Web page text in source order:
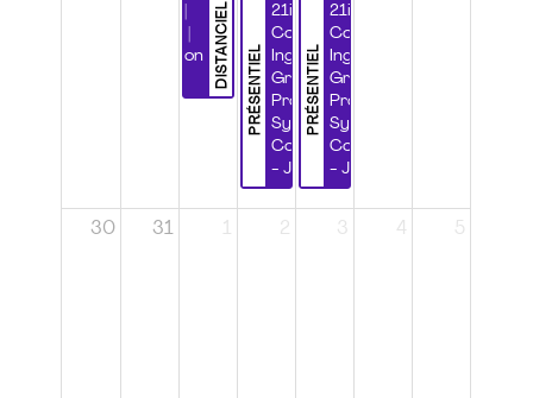
DISTANCIEL
Certification
PRÉSENTIEL
21ième
Congrès
Ingénierie
Grands
Projets et
Systèmes
Complexes
- Jour 1
PRÉSENTIEL
21ième
Congrès
Ingénierie
Grands
Projets et
Systèmes
Complexes
- Jour 2
30 31 1 2 3 4 5